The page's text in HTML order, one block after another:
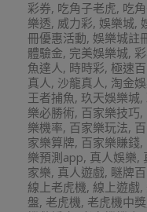
彩券, 吃角子老虎, 吃
樂透, 威力彩, 娛樂城,
冊優惠活動, 娛樂城註
體驗金, 完美娛樂城,
魚達人, 時時彩, 極速
真人, 沙龍真人, 淘金
王者捕魚, 玖天娛樂城,
樂必勝術, 百家樂技巧,
樂機率, 百家樂玩法,
家樂算牌, 百家樂賺錢,
樂預測app, 真人娛樂,
家樂, 真人遊戲, 瞇牌
線上老虎機, 線上遊戲,
盤, 老虎機, 老虎機中獎